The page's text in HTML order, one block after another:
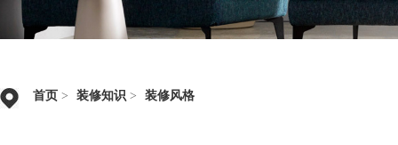
首页 > 装修知识 > 装修风格